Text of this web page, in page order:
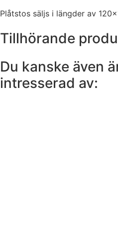
Plåtstos säljs i längder av
Tillhörande
Du kanske även
intresserad av: